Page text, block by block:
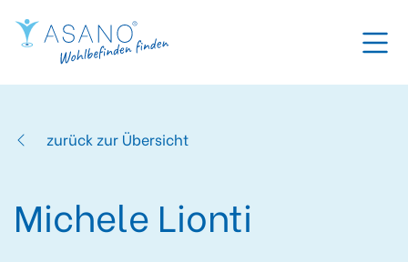
zurück zur Übersicht
Michele Lionti